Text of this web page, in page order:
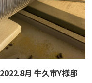
2022.8月 牛久市Y様邸